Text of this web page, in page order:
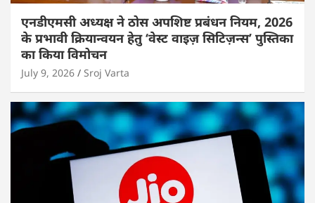
एनडीएमसी अध्यक्ष ने ठोस अपशिष्ट प्रबंधन नियम, 2026
के प्रभावी क्रियान्वयन हेतु ‘वेस्ट वाइज़ सिटिज़न्स’ पुस्तिका
का किया विमोचन
July 9, 2026 Sroj Varta